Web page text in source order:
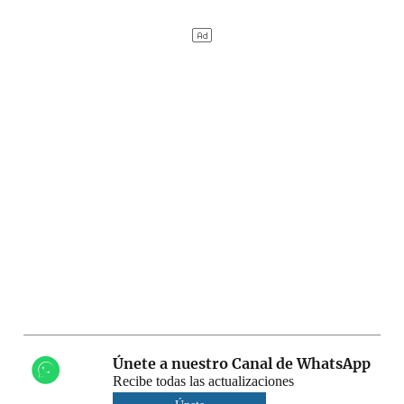
Únete a nuestro Canal de WhatsApp
Recibe todas las actualizaciones